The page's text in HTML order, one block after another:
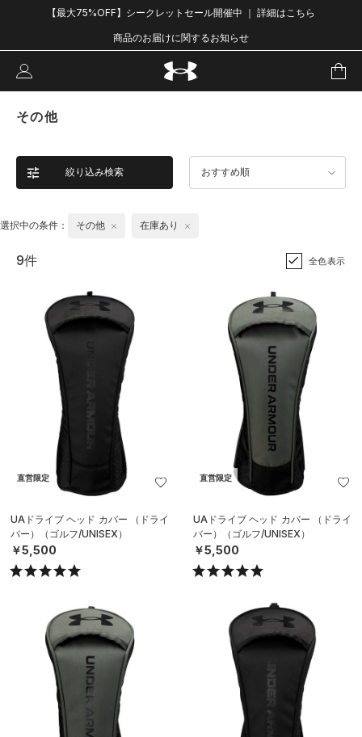
【最大75%OFF】シークレットセール開催中 ｜ 詳細はこちら
商品のお届けに関するお知らせ
その他
絞り込み検索 おすすめ順
選択中の条件： その他 在庫あり
9件 全色表示
直営限定
UAドライブ ヘッド カバー （ドライ
バー）（ゴルフ/UNISEX）
￥5,500
直営限定
UAドライブ ヘッド カバー （ドライ
バー）（ゴルフ/UNISEX）
￥5,500